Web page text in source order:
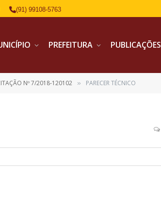
(91) 99108-5763
PREFEITURA PUBLICAÇÕES
Nº 7/2018-120102 » PARECER TÉCNICO